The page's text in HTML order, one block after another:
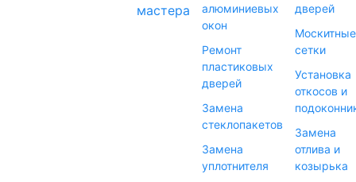
мастера
алюминиевых
окон
Ремонт
пластиковых
дверей
Замена
стеклопакетов
Замена
уплотнителя
дверей
Москитные
сетки
Установка
откосов и
Замена
отлива и
козырька